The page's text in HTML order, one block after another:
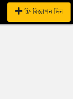
ফ্রি বিজ্ঞাপন দিন